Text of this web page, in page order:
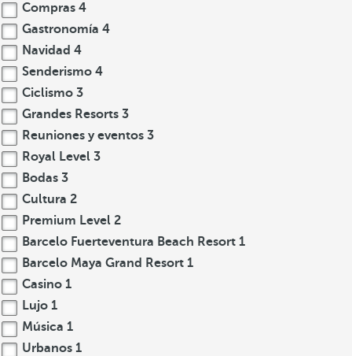
Compras 4
Gastronomía 4
Navidad 4
Senderismo 4
Ciclismo 3
Grandes Resorts 3
Reuniones y eventos 3
Royal Level 3
Bodas 3
Cultura 2
Premium Level 2
Barcelo Fuerteventura Beach Resort 1
Barcelo Maya Grand Resort 1
Casino 1
Lujo 1
Música 1
Urbanos 1